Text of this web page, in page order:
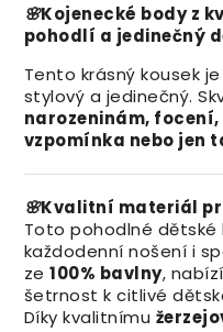
🌸Kojenecké body z
pohodlí a jedinečný
Tento krásný kousek
stylový a jedinečný.
narozeninám,
vzpomínka nebo jen
🌸Kvalitní materiál
Toto pohodlné
každodenní nošení i
ze100% bavlny,
šetrnost k citlivé
Díky kvalitnímu